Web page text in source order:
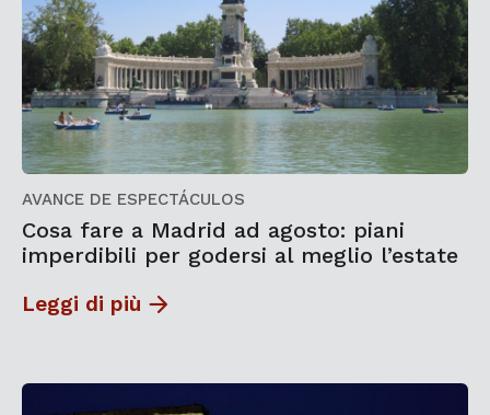
AVANCE DE ESPECTÁCULOS
Cosa fare a Madrid ad agosto: piani
imperdibili per godersi al meglio l’estate
Leggi di più